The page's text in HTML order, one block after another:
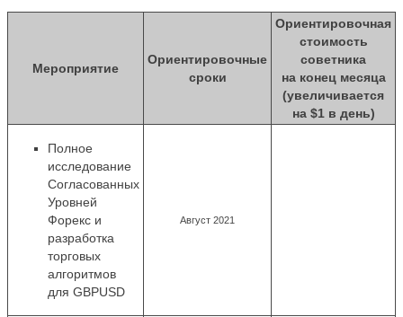
Мероприятие
Ориентировочные
сроки
Ориентировочная
стоимость
советника
на конец месяца
(увеличивается
на $1 в день)
Полное
исследование
Согласованных
Уровней
Форекс и
разработка
торговых
алгоритмов
для GBPUSD
Август 2021